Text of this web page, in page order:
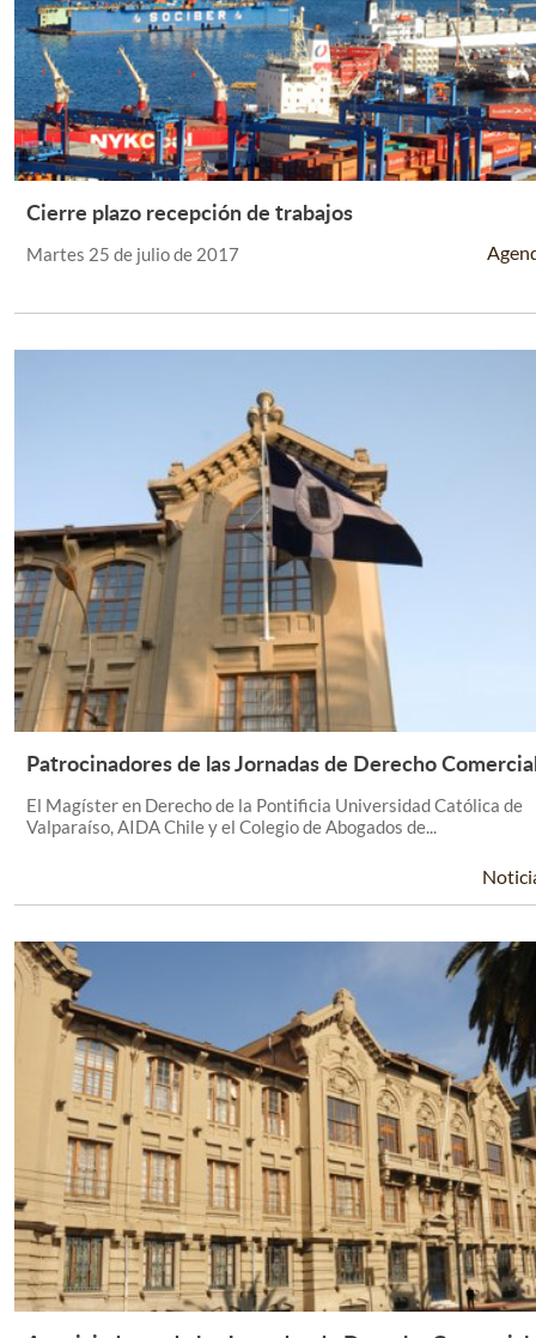
Cierre plazo recepción de trabajos
Martes 25 de julio de 2017
Leer Más +
Patrocinadores de las Jornadas de Derecho
El Magíster en Derecho de la Pontificia Universidad Católica de
Valparaíso, AIDA Chile y el Colegio de Abogados de...